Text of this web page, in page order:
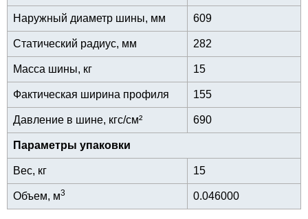
Наружный диаметр шины, мм 609
Статический радиус, мм 282
Масса шины, кг 15
Фактическая ширина профиля 155
Давление в шине, кгс/см² 690
Параметры упаковки
Вес, кг 15
Объем, м3 0.046000